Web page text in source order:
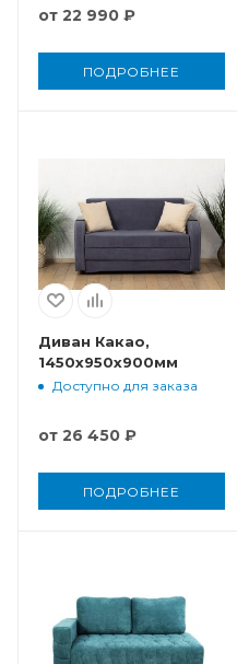
от 22 990 ₽
ПОДРОБНЕЕ
Диван Какао,
1450x950x900мм
Доступно для заказа
от 26 450 ₽
ПОДРОБНЕЕ